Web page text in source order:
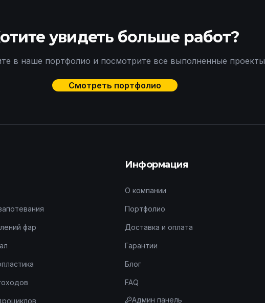
увидеть больше работ?
в наше портфолио и посмотрите все выполненные проекты
Смотреть портфолио
фар
Информация
О компании
Портфолио
Доставка и оплата
Гарантии
Блог
FAQ
Админ панель